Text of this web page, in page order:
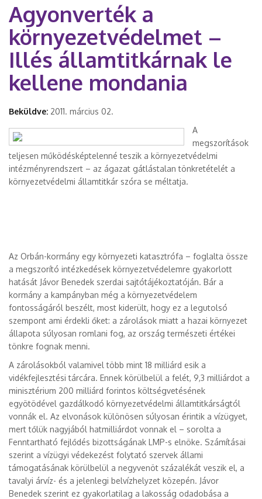
Agyonverték a
környezetvédelmet –
Illés államtitkárnak le
kellene mondania
Beküldve: 2011. március 02.
A
megszorítások
teljesen működésképtelenné teszik a környezetvédelmi
intézményrendszert – az ágazat gátlástalan tönkretételét a
környezetvédelmi államtitkár szóra se méltatja.
Az Orbán-kormány egy környezeti katasztrófa – foglalta össze
a megszorító intézkedések környezetvédelemre gyakorlott
hatását Jávor Benedek szerdai sajtótájékoztatóján. Bár a
kormány a kampányban még a környezetvédelem
fontosságáról beszélt, most kiderült, hogy ez a legutolsó
szempont ami érdekli őket: a zárolások miatt a hazai környezet
állapota súlyosan romlani fog, az ország természeti értékei
tönkre fognak menni.
A zárolásokból valamivel több mint 18 milliárd esik a
vidékfejlesztési tárcára. Ennek körülbelül a felét, 9,3 milliárdot a
minisztérium 200 milliárd forintos költségvetésének
egyötödével gazdálkodó környezetvédelmi államtitkárságtól
vonnák el. Az elvonások különösen súlyosan érintik a vízügyet,
mert tőlük nagyjából hatmilliárdot vonnak el – sorolta a
Fenntartható fejlődés bizottságának LMP-s elnöke. Számításai
szerint a vízügyi védekezést folytató szervek állami
támogatásának körülbelül a negyvenöt százalékát veszik el, a
tavalyi árvíz- és a jelenlegi belvízhelyzet közepén. Jávor
Benedek szerint ez gyakorlatilag a lakosság odadobása a